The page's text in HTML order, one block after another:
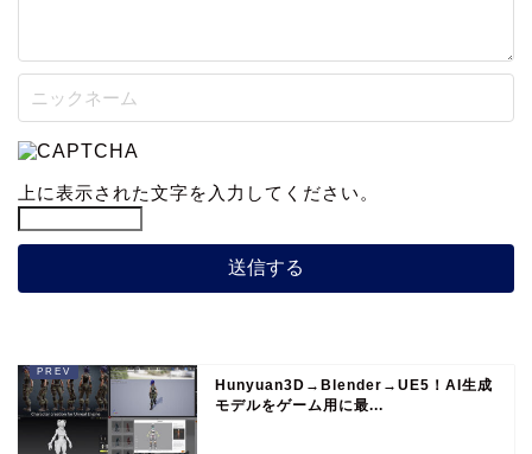
上に表示された文字を入力してください。
Hunyuan3D→Blender→UE5！AI生成
モデルをゲーム用に最...